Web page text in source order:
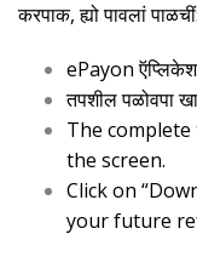
करपाक, ह्यो पावलां पाळचीं:
ePayon
तपशील पळोवपा
The
the screen.
Click on
your future